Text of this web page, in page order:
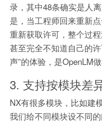
录，其中48条确实是人
是，当工程师回来重新
重新获取许可，整个过
甚至完全不知道自己的
声”的体验，是OpenLM做
3. 支持按模块差
NX有很多模块，比如建
我们给不同模块设不同